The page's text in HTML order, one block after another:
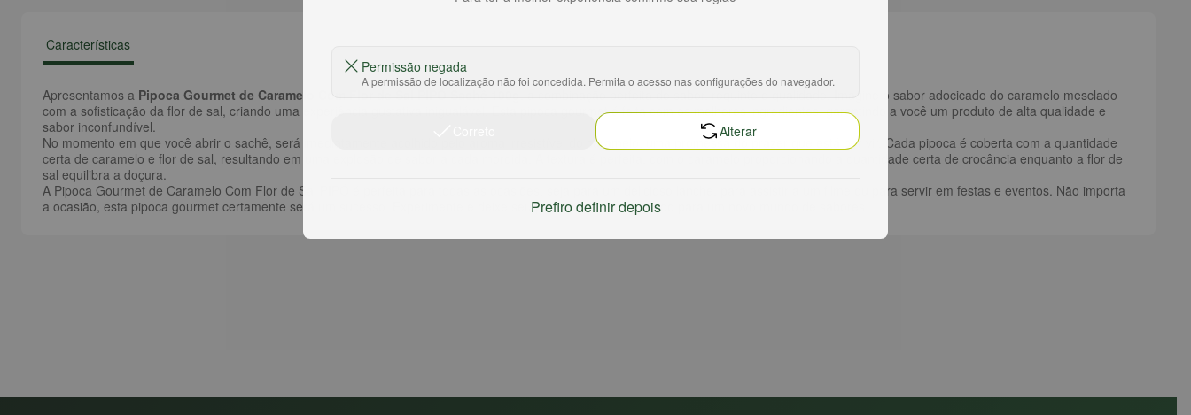
Características
Apresentamos a Pipoca Gourmet de Caramelo Com Flor de Sal PIPÓ Sachê 100g
, a combinação perfeita de sabor, requinte e qualidade. Imagine o sabor adocicado do caramelo mesclado
com a sofisticação da flor de sal, criando uma experiência gustativa inigualável. Esta pipoca gourmet é feita com os melhores ingredientes, garantindo a você um produto de alta qualidade e
sabor inconfundível.
No momento em que você abrir o sachê, será imediatamente acolhido pelo aroma irresistível do caramelo, uma promessa do prazer que está por vir. Cada pipoca é coberta com a quantidade
certa de caramelo e flor de sal, resultando em uma explosão de sabor a cada mordida. A textura é perfeita, com o caramelo proporcionando a quantidade certa de crocância enquanto a flor de
sal equilibra a doçura.
A Pipoca Gourmet de Caramelo Com Flor de Sal PIPÓ é perfeita para todas as ocasiões, seja para um delicioso lanche, para assistir a um filme ou para servir em festas e eventos. Não importa
a ocasião, esta pipoca gourmet certamente será um sucesso. Experimente e deixe seu paladar ser transportado para um novo mundo de sabores.
Permissão negada
A permissão de localização não foi concedida. Permita o acesso nas configurações do navegador.
Alterar
Prefiro definir depois